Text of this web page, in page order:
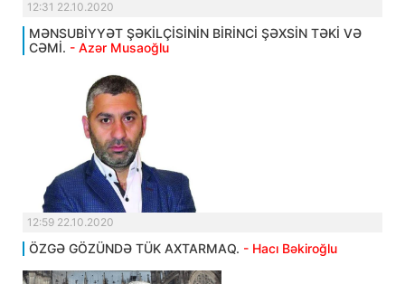
12:31 22.10.2020
MƏNSUBİYYƏT ŞƏKİLÇİSİNİN BİRİNCİ ŞƏXSİN TƏKİ VƏ
CƏMİ. - Azər Musaoğlu
12:59 22.10.2020
ÖZGƏ GÖZÜNDƏ TÜK AXTARMAQ. - Hacı Bəkiroğlu